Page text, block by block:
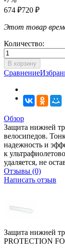
674 ₽720 ₽
Этот товар
Количество:
В корзину
Сравнение
Обзор
Защита нижней
велосипедов.
надежность и
к
удаляется, не
Отзывы (0)
Написать отзыв
Защита нижней
PROTECTION